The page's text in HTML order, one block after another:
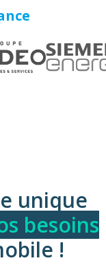
unique
besoins
!